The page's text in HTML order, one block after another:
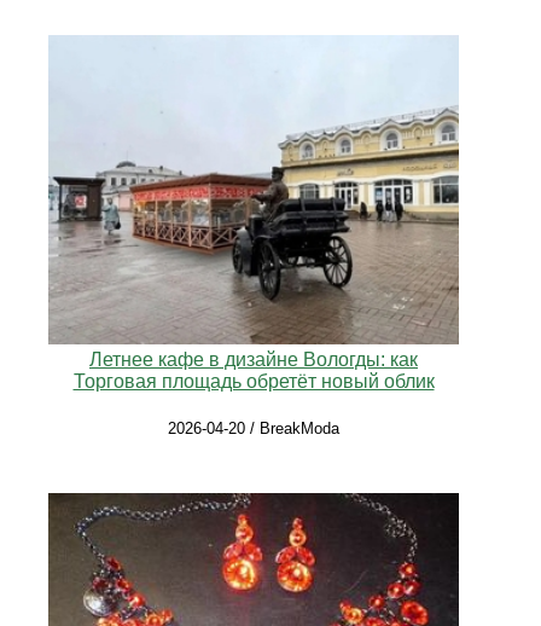
Летнее кафе в дизайне Вологды: как
Торговая площадь обретёт новый облик
2026-04-20 / BreakModa